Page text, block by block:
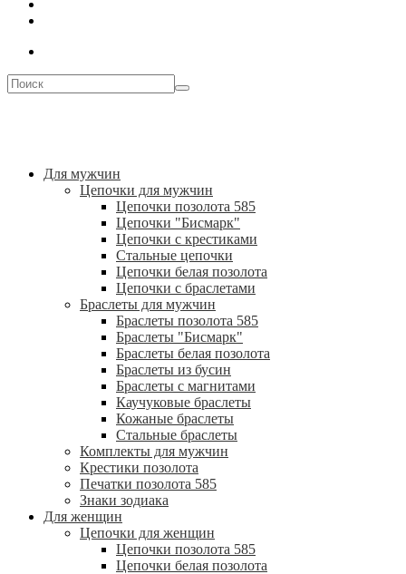
Для мужчин
Цепочки для мужчин
Цепочки позолота 585
Цепочки "Бисмарк"
Цепочки с крестиками
Стальные цепочки
Цепочки белая позолота
Цепочки с браслетами
Браслеты для мужчин
Браслеты позолота 585
Браслеты "Бисмарк"
Браслеты белая позолота
Браслеты из бусин
Браслеты с магнитами
Каучуковые браслеты
Кожаные браслеты
Стальные браслеты
Комплекты для мужчин
Крестики позолота
Печатки позолота 585
Знаки зодиака
Для женщин
Цепочки для женщин
Цепочки позолота 585
Цепочки белая позолота